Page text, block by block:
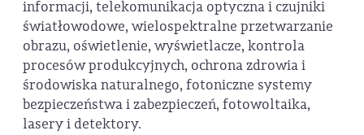
informacji, telekomunikacja optyczna i czujniki
światłowodowe, wielospektralne przetwarzanie
obrazu, oświetlenie, wyświetlacze, kontrola
procesów produkcyjnych, ochrona zdrowia i
środowiska naturalnego, fotoniczne systemy
bezpieczeństwa i zabezpieczeń, fotowoltaika,
lasery i detektory.